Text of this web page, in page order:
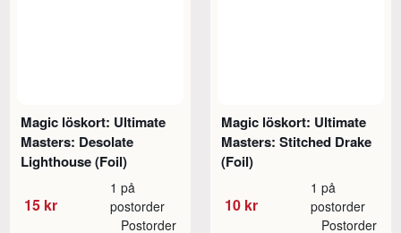
Magic löskort: Ultimate
Masters: Desolate
Lighthouse (Foil)
15 kr
1 på
postorder
Postorder
Magic löskort: Ultimate
Masters: Stitched Drake
(Foil)
10 kr
1 på
postorder
Postorder